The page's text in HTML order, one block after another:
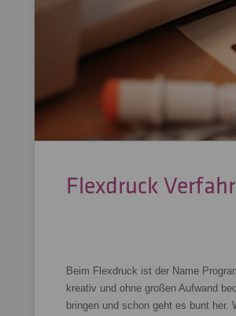
Flexdruck
Beim Flexdruck ist der Name
kreativ und ohne großen Aufwand
bringen und schon geht es bunt